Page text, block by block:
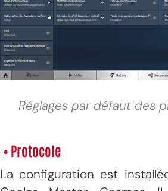
Réglages par défaut des
• Protocole
La configuration est